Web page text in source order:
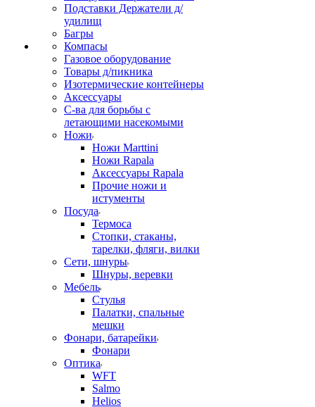
Подставки Держатели д/
удилищ
Багры
Компасы
Газовое оборудование
Товары д/пикника
Изотермические контейнеры
Аксессуары
С-ва для борьбы с
летающими насекомыми
Ножи
Ножи Marttini
Ножи Rapala
Аксессуары Rapala
Прочие ножи и
истументы
Посуда
Термоса
Стопки, стаканы,
тарелки, фляги, вилки
Сети, шнуры
Шнуры, веревки
Мебель
Стулья
Палатки, спальные
мешки
Фонари, батарейки
Фонари
Оптика
WFT
Salmo
Helios